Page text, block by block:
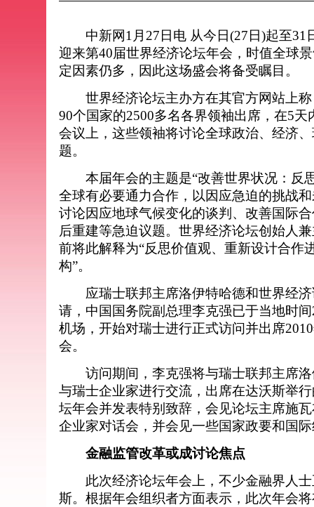
中新网1月27日电 从今日(27日)起至31
迎来第40届世界经济论坛年会，时值全球
定因素仍多，因此这场盛会将备受瞩目。
世界经济论坛主办方在其官方网站上称
90个国家的2500多名各界领袖出席，在5天
会议上，这些领袖将讨论全球政治、经济
题。
本届年会的主题是“改善世界状况：反
全球有必要通力合作，以因应急迫的挑战
讨论因应地球气候变化的谈判、改善国际
后重建等急迫议题。世界经济论坛创始人
前将此解释为“反思价值观、重新设计合作
构”。
应瑞士联邦主席洛伊特哈德和世界经济
请，中国国务院副总理李克强已于当地时
机场，开始对瑞士进行正式访问并出席
会。
访问期间，李克强将与瑞士联邦主席洛
与瑞士企业家进行交流，出席在达沃斯举
坛年会并发表特别致辞，会见论坛主席施
企业家对话会，并会见一些国家政要和国
金融监管改革或成讨论焦点
此次经济论坛年会上，不少金融界人士
斯。根据年会组织者方面表示，此次年会